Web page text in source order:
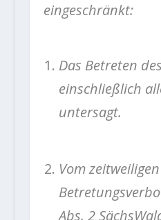
eingeschränkt:
Das Betreten
einschließlich
untersagt.
Vom zeitweiligen
Abs. 2